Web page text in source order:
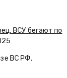
ВСУ бегают по
ВС РФ.